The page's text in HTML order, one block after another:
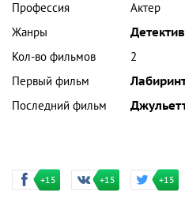
Профессия
Актер
Жанры
Детектив
Кол-во фильмов
2
Первый фильм
Последний фильм
+15 +15 +15